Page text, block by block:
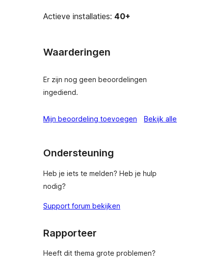
Actieve installaties: 40+
Waarderingen
Er zijn nog geen beoordelingen
ingediend.
Mijn beoordeling toevoegen Bekijk alle
Ondersteuning
Heb je iets te melden? Heb je hulp
nodig?
Support forum bekijken
Rapporteer
Heeft dit thema grote problemen?